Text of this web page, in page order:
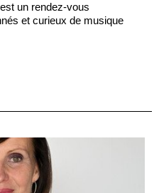
un rendez-vous
et curieux de musique